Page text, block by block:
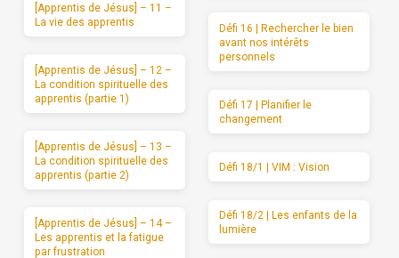
[Apprentis de Jésus] – 11 –
La vie des apprentis
[Apprentis de Jésus] – 12 –
La condition spirituelle des
apprentis (partie 1)
[Apprentis de Jésus] – 13 –
La condition spirituelle des
apprentis (partie 2)
[Apprentis de Jésus] – 14 –
Les apprentis et la fatigue
par frustration
Défi 16 | Rechercher le bien
avant nos intérêts
personnels
Défi 17 | Planifier le
changement
Défi 18/1 | VIM : Vision
Défi 18/2 | Les enfants de la
lumière